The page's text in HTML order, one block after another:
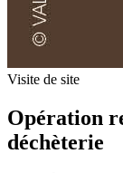
Visite de site
Opération
déchèterie